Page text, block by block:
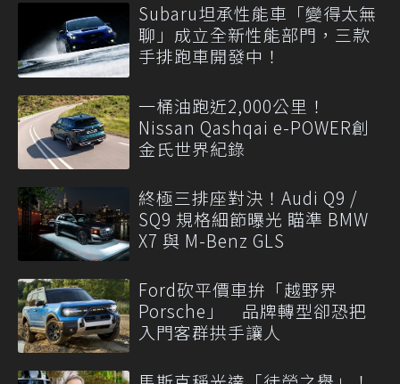
Subaru坦承性能車「變得太無
聊」成立全新性能部門，三款
手排跑車開發中！
一桶油跑近2,000公里！
Nissan Qashqai e-POWER創
金氏世界紀錄
終極三排座對決！Audi Q9 /
SQ9 規格細節曝光 瞄準 BMW
X7 與 M-Benz GLS
Ford砍平價車拚「越野界
Porsche」 品牌轉型卻恐把
入門客群拱手讓人